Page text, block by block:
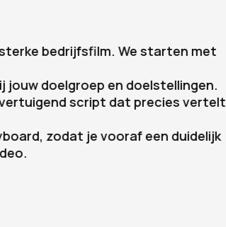
bedrijfsfilm. We starten met
jouw doelgroep en doelstellingen.
script dat precies vertelt
zodat je vooraf een duidelijk